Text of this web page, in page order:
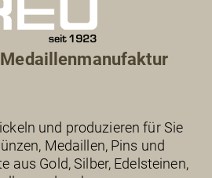
Medaillenmanufaktur
und produzieren für Sie
Medaillen, Pins und
aus Gold, Silber, Edelsteinen,